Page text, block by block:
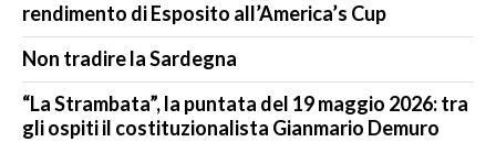
rendimento di Esposito all’America’s Cup
Non tradire la Sardegna
“La Strambata”, la puntata del 19 maggio 2026: tra
gli ospiti il costituzionalista Gianmario Demuro